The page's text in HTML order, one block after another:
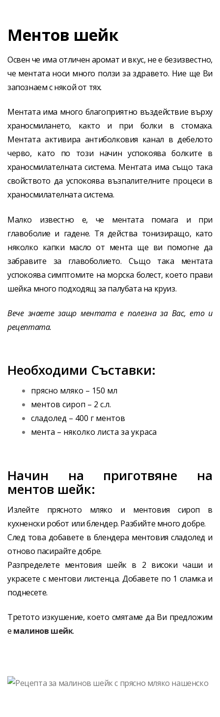
Ментов шейк
Освен че има отличен аромат и вкус, не е безизвестно,
че ментата носи много ползи за здравето. Ние ще Ви
запознаем с някой от тях.
Ментата има много благоприятно въздействие върху
храносмилането, както и при болки в стомаха.
Ментата активира антиболковия канал в дебелото
черво, като по този начин успокоява болките в
храносмилателната система. Ментата има също така
свойството да успокоява възпалителните процеси в
храносмилателната система.
Малко известно е, че ментата помага и при
главоболие и гадене. Тя действа тонизиращо, като
няколко капки масло от мента ще ви помогне да
забравите за главоболието. Също така ментата
успокоява симптомите на морска болест, което прави
шейка много подходящ за палубата на круиз.
Вече знаете защо ментата е полезна за Вас, ето и
рецептата.
Необходими Съставки:
прясно мляко – 150 мл
ментов сироп – 2 с.л.
сладолед – 400 г ментов
мента – няколко листа за украса
Начин на приготвяне на
ментов шейк:
Излейте прясното мляко и ментовия сироп в
кухненски робот или блендер. Разбийте много добре.
След това добавете в блендера ментовия сладолед и
отново пасирайте добре.
Разпределете ментовия шейк в 2 високи чаши и
украсете с ментови листенца. Добавете по 1 сламка и
поднесете.
Третото изкушение, което смятаме да Ви предложим
е малинов шейк.